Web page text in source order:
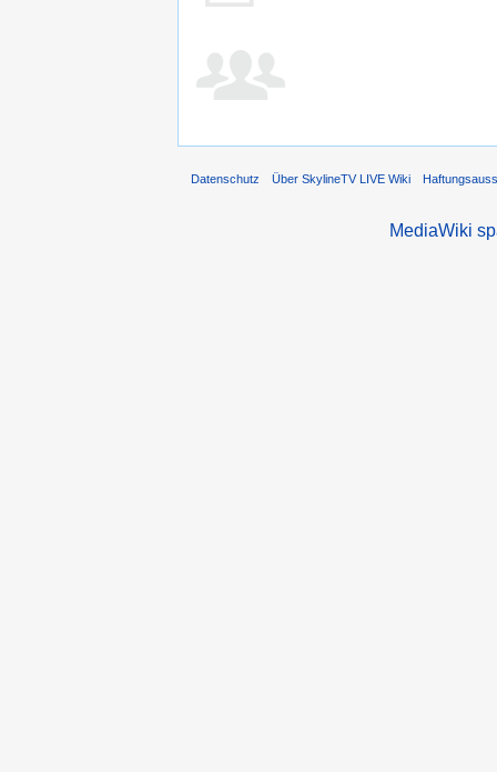
Datenschutz Über SkylineTV LIVE Wiki
MediaWiki